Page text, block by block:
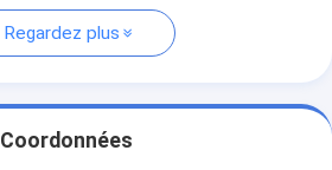
Regardez plus
Coordonnées